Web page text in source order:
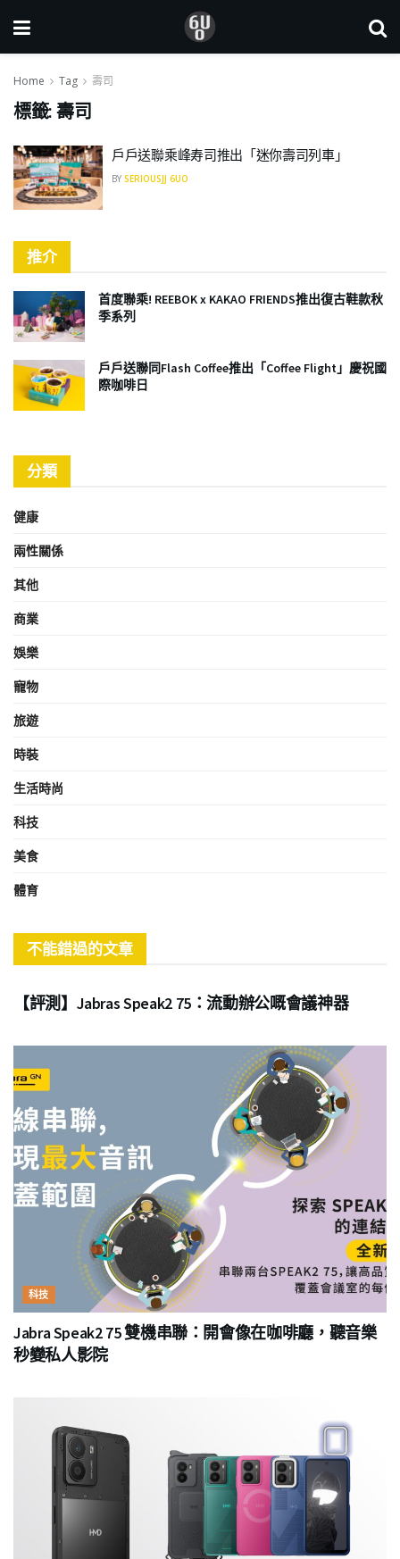
Home Tag 壽司
標籤:壽司
戶戶送聯乘峰寿司推出「迷你壽司列車」
BY SERIOUSJJ 6UO
推介
首度聯乘! REEBOK x KAKAO FRIENDS推出復古鞋款秋
季系列
戶戶送聯同Flash Coffee推出「Coffee Flight」慶祝國
際咖啡日
分類
健康
兩性關係
其他
商業
娛樂
寵物
旅遊
時裝
生活時尚
科技
美食
體育
不能錯過的文章
商業
【評測】Jabras Speak2 75：流動辦公嘅會議神器
科技
Jabra Speak2 75 雙機串聯：開會像在咖啡廳，聽音樂
秒變私人影院